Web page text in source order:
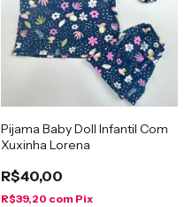
Pijama Baby Doll Infantil Com
Xuxinha Lorena
R$40,00
R$39,20 com Pix